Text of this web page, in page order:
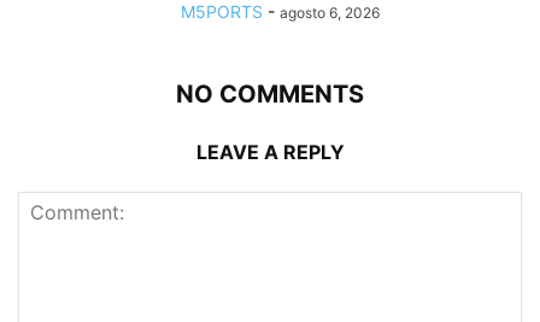
M5PORTS - agosto 6, 2026
NO COMMENTS
LEAVE A REPLY